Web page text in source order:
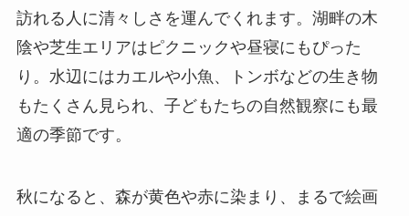
訪れる人に清々しさを運んでくれます。湖畔の木
陰や芝生エリアはピクニックや昼寝にもぴった
り。水辺にはカエルや小魚、トンボなどの生き物
もたくさん見られ、子どもたちの自然観察にも最
適の季節です。
秋になると、森が黄色や赤に染まり、まるで絵画